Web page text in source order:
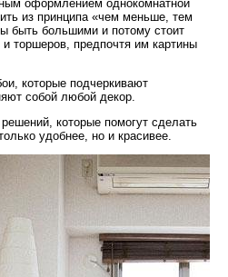
оформлением однокомнатной
из принципа «чем меньше, тем
быть большими и потому стоит
и торшеров, предпочтя им картины
которые подчеркивают
собой любой декор.
которые помогут сделать
удобнее, но и красивее.